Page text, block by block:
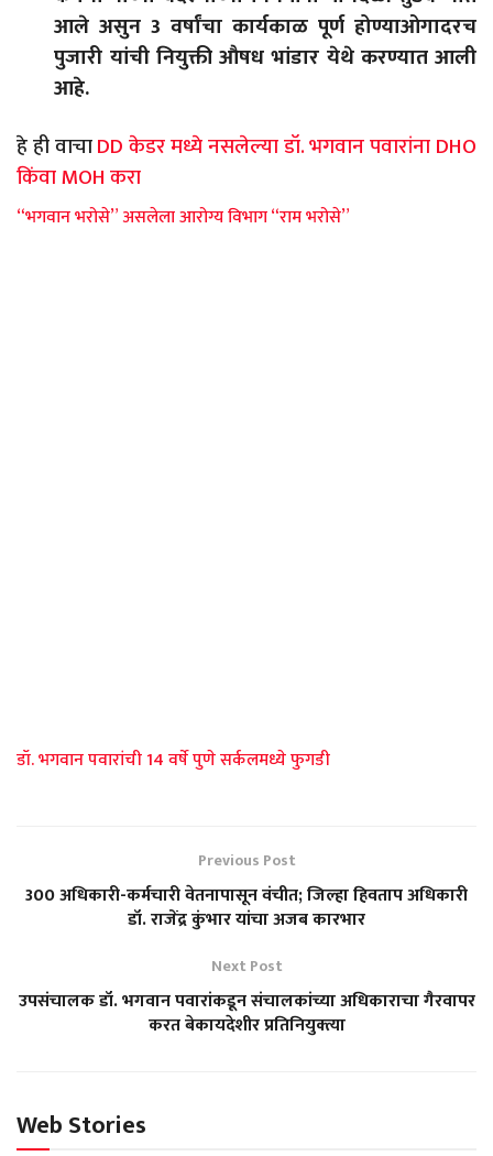
आले असुन 3 वर्षांचा कार्यकाळ पूर्ण होण्याओगादरच
पुजारी यांची नियुक्ती औषध भांडार येथे करण्यात आली
आहे.
हे ही वाचाDD केडर मध्ये नसलेल्या डॉ. भगवान पवारांना DHO
किंवा MOH करा
“भगवान भरोसे” असलेला आरोग्य विभाग “राम भरोसे”
डॉ. भगवान पवारांची 14 वर्षे पुणे सर्कलमध्ये फुगडी
Previous Post
300 अधिकारी-कर्मचारी वेतनापासून वंचीत; जिल्हा हिवताप अधिकारी
डॉ. राजेंद्र कुंभार यांचा अजब कारभार
Next Post
उपसंचालक डॉ. भगवान पवारांकडून संचालकांच्या अधिकाराचा गैरवापर
करत बेकायदेशीर प्रतिनियुक्त्या
Web Stories